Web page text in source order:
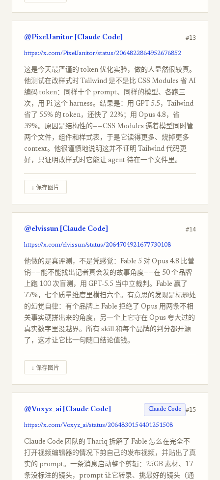
@PixelJanitor [Claude Code] #13
https://x.com/PixelJanitor/status/2064822864952676852
这是今天最严谨的 token 优化实验，做的人显然很较真。
他测试在改样式时 Tailwind 是不是比 CSS Modules 省 AI
编码 token：同样十个 prompt、同样的模型、各跑三
次，用 Pi 这个 harness。结果是：用 GPT 5.5，Tailwind
省了 55% 的 token，还快了 22%；用 Opus 4.8，省
39%。原因是结构性的——CSS Modules 逼着模型同时管
两个文件，组件和样式表，于是它读得更多、烧掉更多
context。他很谨慎地说明这并不证明 Tailwind 代码更
好，只证明改样式时它能让 agent 待在一个文件里。
↓ 保存图片
@elvissun [Claude Code] #14
https://x.com/elvissun/status/2064704921677730108
他做的是真评测，不是凭感觉：Fable 5 对 Opus 4.8 比营
销——能不能找出记者真会发的故事角度——在 50 个品牌
上跑 100 次盲测，用 GPT-5.5 当中立裁判。Fable 赢了
77%，七个质量维度里横扫六个。有意思的发现是标题处
的幻觉自律：有个品牌上 Fable 拒绝了 Opus 用两条不相
关事实硬拼出来的角度，另一个上它守在 Opus 夸大过的
真实数字里没越界。所有 skill 和每个品牌的判分都开源
了，这才让它比一句随口结论值钱。
↓ 保存图片
@Voxyz_ai [Claude Code] Claude Code #15
https://x.com/Voxyz_ai/status/2064830154401251508
Claude Code 团队的 Thariq 拆解了 Fable 怎么在完全不
打开视频编辑器的情况下剪自己的发布视频，并贴出了真
实的 prompt。一条消息启动整个剪辑：25GB 素材、17
条没标注的镜头，prompt 让它转录、挑最好的镜头（通